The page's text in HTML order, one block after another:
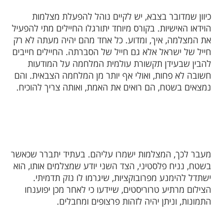
כיוון שמדובר בצבא, יש לקיים נוהל להפעלת מצלמות
הוידאו האישיות. בקורס מיוחד יתורגלו החיילים מתי להפעיל
את המצלמה, איך, ומדוע. כל אחד מהם יהיה מעתה לא רק
חייל של ישראל אלא גם חייל של הסברתה. החיילים חייבים
להבין שבעידן תקשורת עולמית המלחמה על המודעות
חשובה לא פחות, ואולי אף יותר מן המלחמה הצבאית. והם
נמצאים בשטח, הם רואים את האמת, ואותה צריך להוכיח.
מעבר לכך, המצלמות ישמרו עליהם. בעתיד יתברר שכאשר
בשטח, נניח פלסטיני, הצד השני יודע שמצלמים אותו, הוא
ישתדל להימנע מפרובוקציות, שיגרמו לו נזק תדמיתי.
הצילום מרתיע טרוריסטים, שיידעו כי לאחר מכן יפוענחו
התמונות, וניתן יהיה לזהות פרצופים ומחבלים.